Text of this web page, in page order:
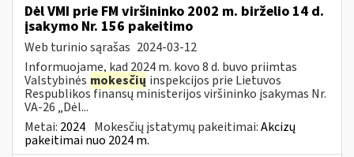
Dėl VMI prie FM viršininko 2002 m. birželio 14 d.
įsakymo Nr. 156 pakeitimo
Web turinio sąrašas 2024-03-12
Informuojame, kad 2024 m. kovo 8 d. buvo priimtas
Valstybinės mokesčių inspekcijos prie Lietuvos
Respublikos finansų ministerijos viršininko įsakymas Nr.
VA-26 „Dėl...
Metai: 2024 Mokesčių įstatymų pakeitimai:Akcizų
pakeitimai nuo 2024 m.